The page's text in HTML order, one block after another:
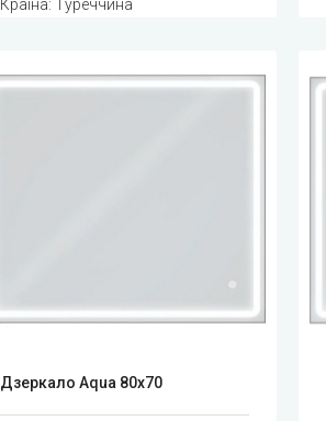
Країна: Туреччина
Дзеркало Aqua 80x70